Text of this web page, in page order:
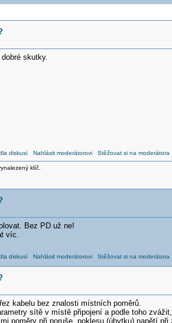
skutky.
diskusí Nahlásit moderátorovi Stěžovat si na moderátora
klíč.
Bez PD už ne!
víc.
diskusí Nahlásit moderátorovi Stěžovat si na moderátora
kabelu bez znalosti místních poměrů.
sítě v místě připojení a podle toho
poměry při poruše, poklesu (úbytku) napětí